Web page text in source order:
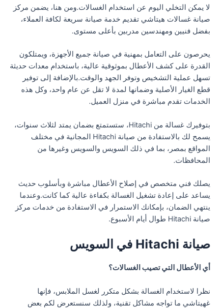
لا يمكن التخلي اليوم عن استخدام الغسالات.ومن هنا، يضمن مركز
صيانة غسالات هيتاشي تقديم خدمة صيانة سريعة لكافة العملاء،
بفضل فنيين ومهندسين مدربين بأعلى مستوى.
يحرصون على التعامل بمهنية في صيانة جميع الأجهزة، ويمتلكون
القدرة على كشف الأعطال بموثوقية عالية، باستخدام معدات حديثة
تسهل عملية التشخيص وتوفر الجهد والوقت.بالإضافة إلى توفير
قطع الغيار الأصلية وضمانها لمدة لا تقل عن عام واحد، وكل هذه
الخدمات تقدم مباشرة في منزل العميل.
بتوفيرك غسالة من Hitachi، ستستمتع بضمان يمتد لثلاث سنوات،
يسمح لك بالاستفادة من صيانة Hitachi المجانية في مختلف
المواقع بمصر، بما في ذلك السويس والسويس وغيرها من
المحافظات.
يصلك فني متخصص في إصلاح الأعطال مباشرة وبأسلوب حديث
يساعد على إعادة تشغيل الغسالة بكفاءة عالية كما كانت.وعندما
ينتهي الضمان، بإمكانك الاستمرار في الاستفادة من خدمات مركز
صيانة Hitachi طوال أيام الأسبوع.
صيانة Hitachi في السويس
أي الأعطال التي تصيب الغسالات؟
نظرا لاستخدام الغسالة بشكل متكرر لغسل الملابس، فإنها
غهيتاشي ما تواجه مشاكل تقنية، ولذلك سنستعرض لكم بعض